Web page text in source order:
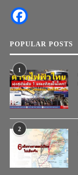
POPULAR POSTS
1
2